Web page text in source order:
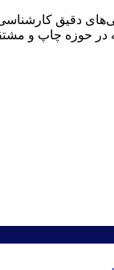
دقیق کارشناسی
حوزه چاپ و